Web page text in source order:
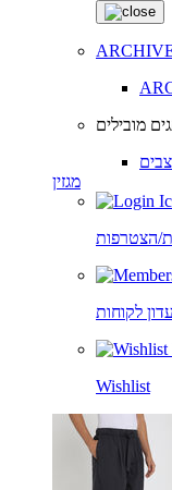
מובילים
מגזין
הצטרפות
לקוחות
Wishlist